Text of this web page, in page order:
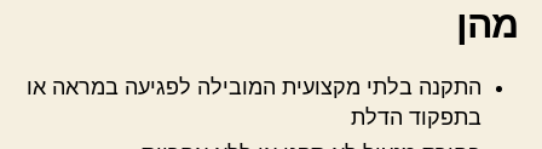
מהן
התקנה בלתי מקצועית המובילה לפגיעה במראה או
בתפקוד הדלת